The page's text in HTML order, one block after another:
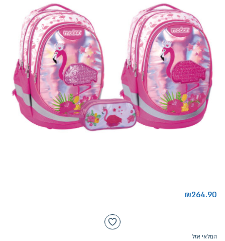
₪264.90
המלאי אזל